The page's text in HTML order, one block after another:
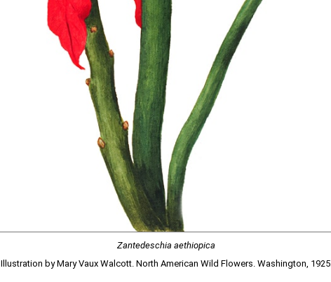
Zantedeschia aethiopica
Illustration by Mary Vaux Walcott. North American Wild Flowers. Washington, 1925.